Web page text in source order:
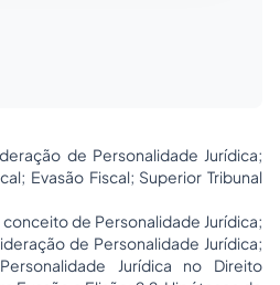
de Personalidade Jurídica;
Evasão Fiscal; Superior Tribunal
conceito de Personalidade Jurídica;
de Personalidade Jurídica;
Jurídica no Direito